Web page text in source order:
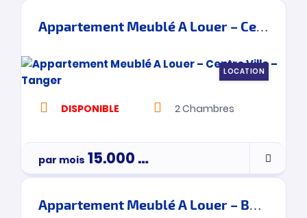
Appartement Meublé A Louer – Centre Ville – Tanger
LOCATION
DISPONIBLE 2Chambres
par mois 15.000Dh
Appartement Meublé A Louer – Boukhalef – Tanger